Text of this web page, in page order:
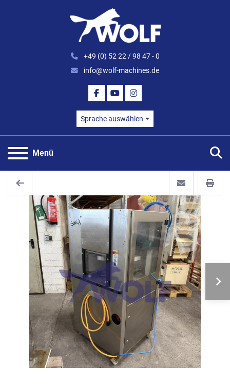
+49 (0) 52 22 / 98 47 - 0
info@wolf-machines.de
FACEBOOK
YOUTUBEINSTAGRAM
Sprache auswählen
Menü